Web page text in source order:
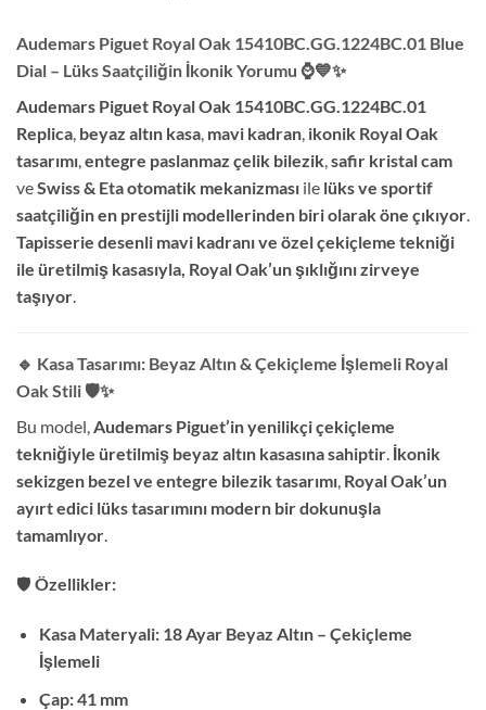
Audemars Piguet Royal Oak 15410BC.GG.1224BC.01 Blue
Dial – Lüks Saatçiliğin İkonik Yorumu ⌚💙✨
Audemars Piguet Royal Oak 15410BC.GG.1224BC.01
Replica beyaz altın kasa mavi kadran ikonik Royal Oak
tasarımı entegre paslanmaz çelik bilezik safir kristal cam
veSwiss & Eta otomatik mekanizması ile lüks ve sportif
saatçiliğin en prestijli modellerinden biri olarak öne çıkıyor
Tapisserie desenli mavi kadranı ve özel çekiçleme tekniği
ile üretilmiş kasasıyla, Royal Oak’un şıklığını zirveye
taşıyor
🔹 Kasa Tasarımı: Beyaz Altın & Çekiçleme İşlemeli Royal
Oak Stili 🛡️✨
Bu model, Audemars Piguet’in yenilikçi çekiçleme
tekniğiyle üretilmiş beyaz altın kasasına sahiptir İkonik
sekizgen bezel ve entegre bilezik tasarımı Royal Oak’un
ayırt edici lüks tasarımını modern bir dokunuşla
tamamlıyor
🛡️ Özellikler:
Kasa Materyali: 18 Ayar Beyaz Altın – Çekiçleme
İşlemeli
Çap:41 mm